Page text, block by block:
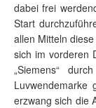
dabei frei
Start
allen Mitteln
sich im vorderen
„Siemens“
Luvwendemarke
erzwang sich die